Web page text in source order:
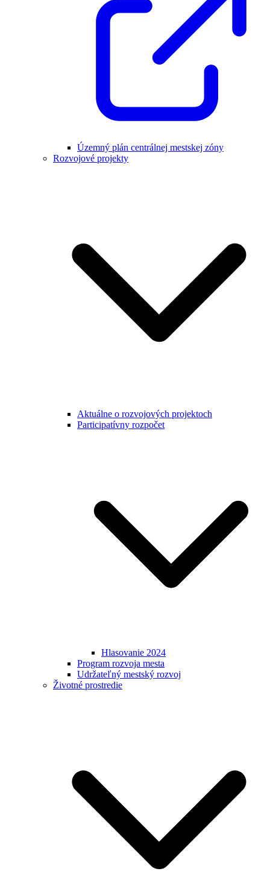
Územný plán centrálnej mestskej zóny
Rozvojové projekty
Aktuálne o rozvojových projektoch
Participatívny rozpočet
Hlasovanie 2024
Program rozvoja mesta
Udržateľný mestský rozvoj
Životné prostredie